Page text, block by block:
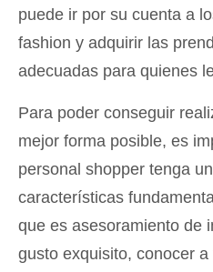
puede ir por su cuenta a
fashion y adquirir las
adecuadas para quienes
Para poder conseguir
mejor forma posible, es
personal shopper tenga
características
que es asesoramiento de
gusto exquisito, conocer